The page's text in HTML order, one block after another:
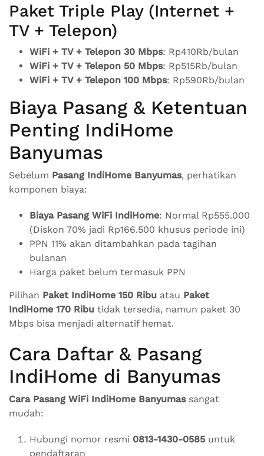
Paket Triple Play (Internet +
TV + Telepon)
WiFi + TV + Telepon 30 Mbps: Rp410Rb/bulan
WiFi + TV + Telepon 50 Mbps: Rp515Rb/bulan
WiFi + TV + Telepon 100 Mbps: Rp590Rb/bulan
Biaya Pasang & Ketentuan
Penting IndiHome
Banyumas
Sebelum Pasang IndiHome Banyumas, perhatikan
komponen biaya:
Biaya Pasang WiFi IndiHome: Normal Rp555.000
(Diskon 70% jadi Rp166.500 khusus periode ini)
PPN 11% akan ditambahkan pada tagihan
bulanan
Harga paket belum termasuk PPN
Pilihan Paket IndiHome 150 Ribu atau Paket
IndiHome 170 Ribu tidak tersedia, namun paket 30
Mbps bisa menjadi alternatif hemat.
Cara Daftar & Pasang
IndiHome di Banyumas
Cara Pasang WiFi IndiHome Banyumassangat
mudah:
Hubungi nomor resmi 0813-1430-0585 untuk
pendaftaran